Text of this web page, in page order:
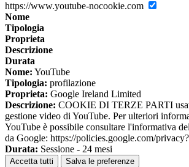
https://www.youtube-nocookie.com
Nome
Tipologia
Proprieta
Descrizione
Durata
Nome: YouTube
Tipologia: profilazione
Proprieta: Google Ireland Limited
Descrizione: COOKIE DI TERZE PARTI
gestione video di YouTube. Per ulteriori
YouTube è possibile consultare l'informativa
da Google: https://policies.google.com/
Durata: Sessione - 24 mesi
Accetta tutti Salva le preferenze